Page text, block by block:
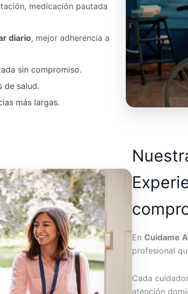
medicación pautada
diario, mejor adherencia a
sin compromiso.
de salud.
más largas.
En Cuidame
profesional
Cada
atención